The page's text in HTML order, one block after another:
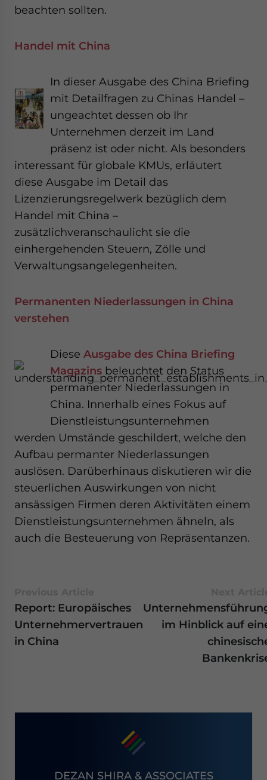
beachten sollten.
Handel mit China
In dieser Ausgabe des China Briefing
mit Detailfragen zu Chinas Handel –
ungeachtet dessen ob Ihr
Unternehmen derzeit im Land
präsenz ist oder nicht. Als besonders
interessant für globale KMUs, erläutert
diese Ausgabe im Detail das
Lizenzierungsregelwerk bezüglich dem
Handel mit China –
zusätzlichveranschaulicht sie die
einhergehenden Steuern, Zölle und
Verwaltungsangelegenheiten.
Permanenten Niederlassungen in China
verstehen
Diese Ausgabe des China Briefing
Magazins beleuchtet den Status
permanenter Niederlassungen in
China. Innerhalb eines Fokus auf
Dienstleistungsunternehmen
werden Umstände geschildert, welche den
Aufbau permanter Niederlassungen
auslösen. Darüberhinaus diskutieren wir die
steuerlichen Auswirkungen von nicht
ansässigen Firmen deren Aktivitäten einem
Dienstleistungsunternehmen ähneln, als
auch die Besteuerung von Repräsentanzen.
Report: Europäisches
Unternehmervertrauen
in China
im Hinblick auf
DEZAN SHIRA & ASSOCIATES